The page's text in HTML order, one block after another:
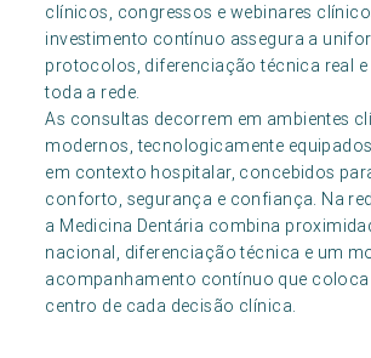
clínicos, congressos e webinares
investimento contínuo assegura a
protocolos, diferenciação técnica real e
toda a rede.
As consultas decorrem em ambientes
modernos, tecnologicamente
em contexto hospitalar, concebidos
conforto, segurança e confiança. Na
a Medicina Dentária combina
nacional, diferenciação técnica e um
acompanhamento contínuo que coloca
centro de cada decisão clínica.